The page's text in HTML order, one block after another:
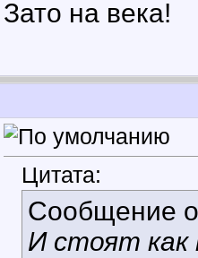
Зато на века!
Цитата:
Сообщение
И стоят как